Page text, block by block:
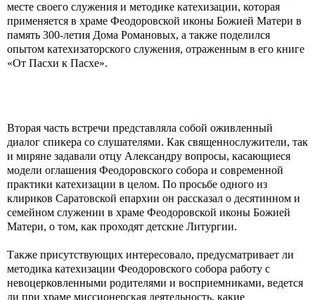
месте своего служения и методике катехизации, которая
применяется в храме Феодоровской иконы Божией Матери в
память 300-летия Дома Романовых, а также поделился
опытом катехизаторского служения, отраженным в его книге
«От Пасхи к Пасхе».
Вторая часть встречи представляла собой оживленный
диалог спикера со слушателями. Как священнослужители, так
и миряне задавали отцу Александру вопросы, касающиеся
модели оглашения Феодоровского собора и современной
практики катехизации в целом. По просьбе одного из
клириков Саратовской епархии он рассказал о десятинном и
семейном служении в храме Феодоровской иконы Божией
Матери, о том, как проходят детские Литургии.
Также присутствующих интересовало, предусматривает ли
методика катехизации Феодоровского собора работу с
невоцерковленными родителями и восприемниками, ведется
ли при храме миссионерская деятельность, какие